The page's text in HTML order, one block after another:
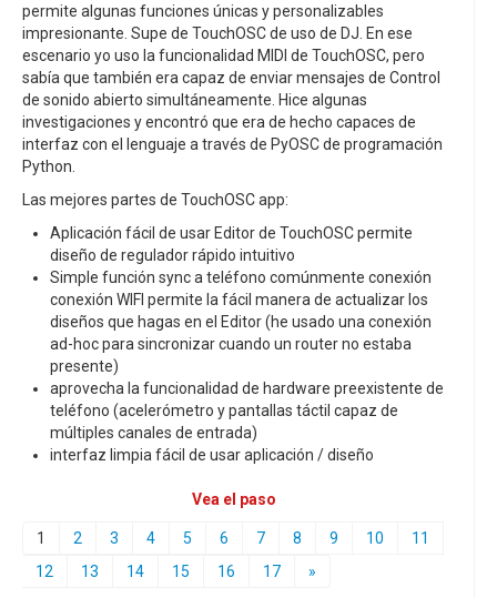
permite algunas funciones únicas y personalizables
impresionante. Supe de TouchOSC de uso de DJ. En ese
escenario yo uso la funcionalidad MIDI de TouchOSC, pero
sabía que también era capaz de enviar mensajes de Control
de sonido abierto simultáneamente. Hice algunas
investigaciones y encontró que era de hecho capaces de
interfaz con el lenguaje a través de PyOSC de programación
Python.
Las mejores partes de TouchOSC app:
Aplicación fácil de usar Editor de TouchOSC permite
diseño de regulador rápido intuitivo
Simple función sync a teléfono comúnmente conexión
conexión WIFI permite la fácil manera de actualizar los
diseños que hagas en el Editor (he usado una conexión
ad-hoc para sincronizar cuando un router no estaba
presente)
aprovecha la funcionalidad de hardware preexistente de
teléfono (acelerómetro y pantallas táctil capaz de
múltiples canales de entrada)
interfaz limpia fácil de usar aplicación / diseño
Vea el paso
1 2 3 4 5 6 7 8 9 10
11
12
13 14 15 16 17 »